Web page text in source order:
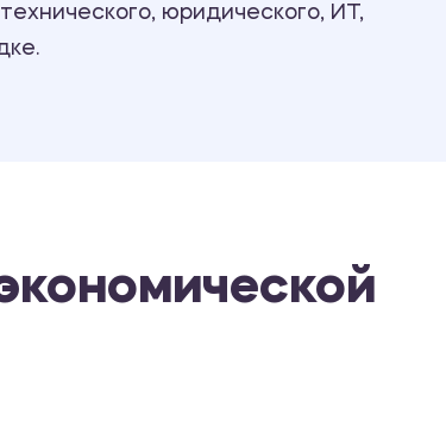
Ответы на билеты
юридического, ИТ,